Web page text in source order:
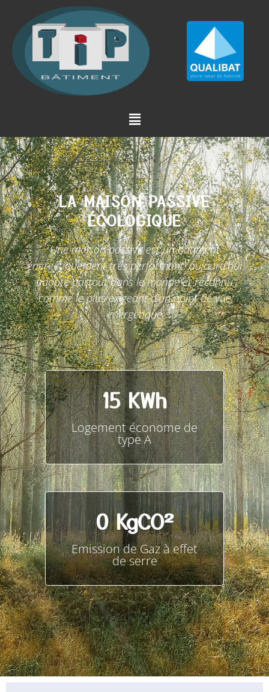
LA MAISON PASSIVE
ÉCOLOGIQUE
Une maison passive est un bâtiment
énergétiquement très performant, aujourd’hui
adopté partout dans le monde et reconnu
comme le plus exigeant d’un point de vue
énergétique
15 KWh
Logement économe de
type A
0 KgCO²
Emission de Gaz à effet
de serre